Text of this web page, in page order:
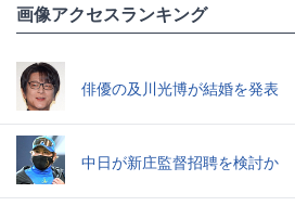
画像アクセスランキング
俳優の及川光博が結婚を発表
中日が新庄監督招聘を検討か